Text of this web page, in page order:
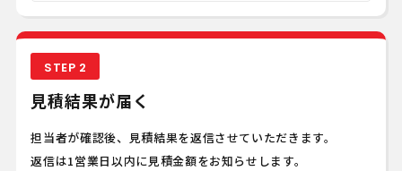
STEP 2
見積結果が届く
担当者が確認後、見積結果を返信させていただきます。
返信は1営業日以内に見積金額をお知らせします。